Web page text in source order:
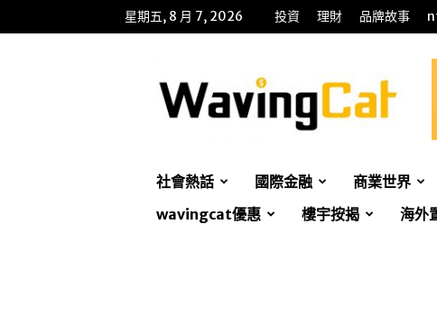
星期五, 8 月 7, 2026 投資 理財 品牌故事
招
財
貓
社會熱話 國際金融 商業世界
wavingcat優惠
樓宇按揭 海外